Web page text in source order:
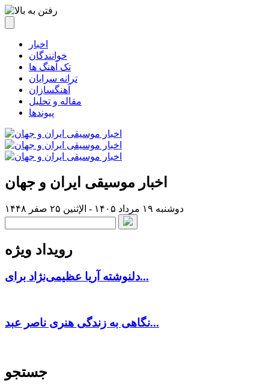
اخبار
خوانندگان
تک آهنگ ها
ترانه سرایان
آهنگسازان
مقاله و تحلیل
پیوندها
اخبار موسیقی ایران و جهان
دوشنبه ۱۹ مرداد ۱۴۰۵ - الإثنين ۲۵ صفر ۱۴۴۸
رویداد ویژه
دلنوشته آریا عظیمی‌نژاد برای...
نگاهی به زندگی هنری ناصر عبد...
جستجو